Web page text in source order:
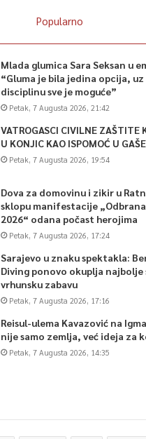
Popularno
Mlada glumica Sara Seksan u
“Gluma je bila jedina opcija, uz
disciplinu sve je moguće”
Petak, 7 Augusta 2026, 21:42
VATROGASCI CIVILNE ZAŠTITE
U KONJIC KAO ISPOMOĆ U
Petak, 7 Augusta 2026, 19:54
Dova za domovinu i zikir u
sklopu manifestacije
2026“ odana počast herojima
Petak, 7 Augusta 2026, 17:24
Sarajevo u znaku spektakla:
Diving ponovo okuplja najbolje
vrhunsku zabavu
Petak, 7 Augusta 2026, 17:16
Reisul-ulema Kavazović na
nije samo zemlja, već ideja za
Petak, 7 Augusta 2026, 14:35